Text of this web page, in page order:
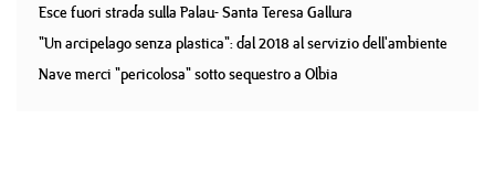
Esce fuori strada sulla Palau- Santa Teresa Gallura
"Un arcipelago senza plastica": dal 2018 al servizio dell'ambiente
Nave merci "pericolosa" sotto sequestro a Olbia